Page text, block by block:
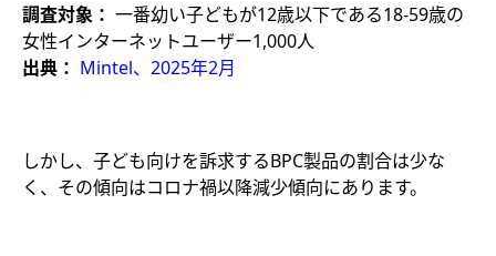
調査対象： 一番幼い子どもが12歳以下である18-59歳の
女性インターネットユーザー1,000人
出典： Mintel、2025年2月
しかし、子ども向けを訴求するBPC製品の割合は少な
く、その傾向はコロナ禍以降減少傾向にあります。